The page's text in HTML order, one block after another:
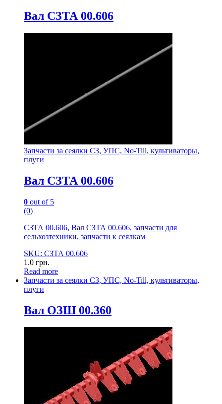
Вал СЗТА 00.606
Запчасти за сеялки СЗ, УПС, No-Till, культиваторы,
плуги
Вал СЗТА 00.606
0 out of 5
(0)
СЗТА 00.606, Вал СЗТА 00.606, запчасти для
сельхозтехники, запчасти к сеялкам
SKU: СЗТА 00.606
1.0 грн.
Read more
Запчасти за сеялки СЗ, УПС, No-Till, культиваторы,
плуги
Вал ОЗШ 00.360